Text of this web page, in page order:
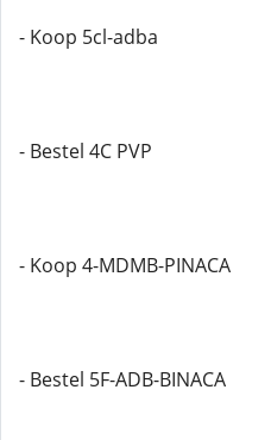
- Koop 5cl-adba
- Bestel 4C PVP
- Koop 4-MDMB-PINACA
- Bestel 5F-ADB-BINACA